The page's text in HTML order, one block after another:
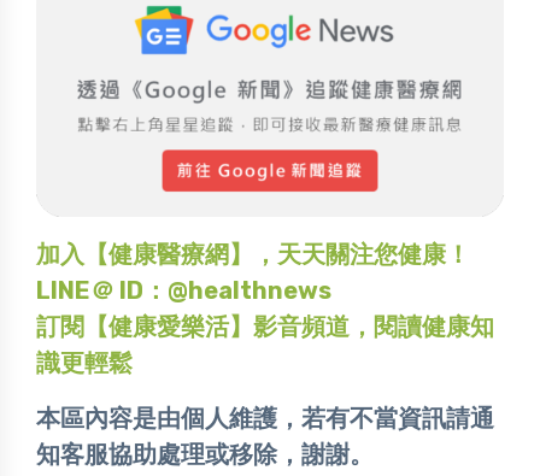
加入【健康醫療網】，天天關注您健康！
LINE＠ ID：@healthnews
訂閱【健康愛樂活】影音頻道，閱讀健康知
識更輕鬆
本區內容是由個人維護，若有不當資訊請通
知客服協助處理或移除，謝謝。